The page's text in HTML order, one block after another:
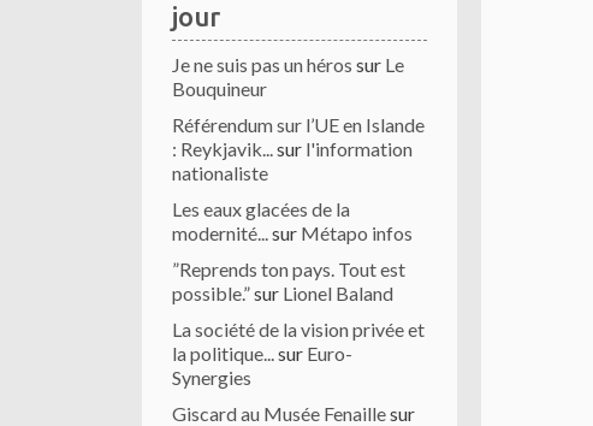
jour
Je ne suis pas un héros sur Le
Bouquineur
Référendum sur l’UE en Islande
: Reykjavik...sur l'information
nationaliste
Les eaux glacées de la
modernité...sur Métapo infos
”Reprends ton pays. Tout est
possible.”sur Lionel Baland
La société de la vision privée et
la politique...sur Euro-
Synergies
Giscard au Musée Fenaillesur